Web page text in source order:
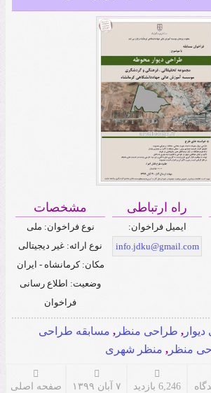
راه ارتباطی
ایمیل فراخوان:
info.jdku@gmail.com
مشخصات
نوع فراخوان: ملی
نوع ارائه: غیر دیجیتالی
مکان: کرمانشاه - ایران
وضعیت: اطلاع رسانی
فراخوان
, طراحی منظر , مسابقه طراحی
منظر , منظر شهری
6,246 بازدید ۷ آبان ۱۳۹۹ صفحه اصلی